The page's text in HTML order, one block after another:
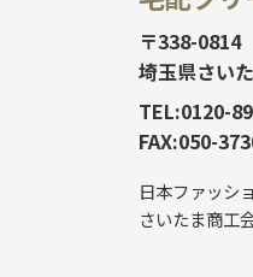
〒338-0814
埼玉県さい
TEL:0120-
FAX:050-
日本ファッシ
さいたま商工